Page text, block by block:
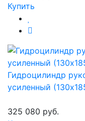
Купить
Гидроцилиндр
усиленный
325 080 руб.